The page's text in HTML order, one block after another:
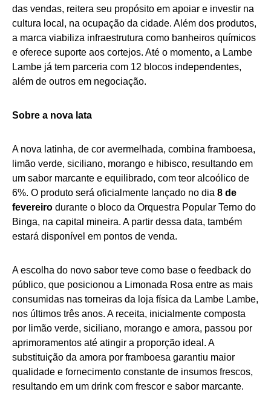
das vendas, reitera seu propósito em apoiar e investir na
cultura local, na ocupação da cidade. Além dos produtos,
a marca viabiliza infraestrutura como banheiros químicos
e oferece suporte aos cortejos. Até o momento, a Lambe
Lambe já tem parceria com 12 blocos independentes,
além de outros em negociação.
Sobre a nova lata
A nova latinha, de cor avermelhada, combina framboesa,
limão verde, siciliano, morango e hibisco, resultando em
um sabor marcante e equilibrado, com teor alcoólico de
6%. O produto será oficialmente lançado no dia 8 de
fevereiro durante o bloco da Orquestra Popular Terno do
Binga, na capital mineira. A partir dessa data, também
estará disponível em pontos de venda.
A escolha do novo sabor teve como base o feedback do
público, que posicionou a Limonada Rosa entre as mais
consumidas nas torneiras da loja física da Lambe Lambe,
nos últimos três anos. A receita, inicialmente composta
por limão verde, siciliano, morango e amora, passou por
aprimoramentos até atingir a proporção ideal. A
substituição da amora por framboesa garantiu maior
qualidade e fornecimento constante de insumos frescos,
resultando em um drink com frescor e sabor marcante.